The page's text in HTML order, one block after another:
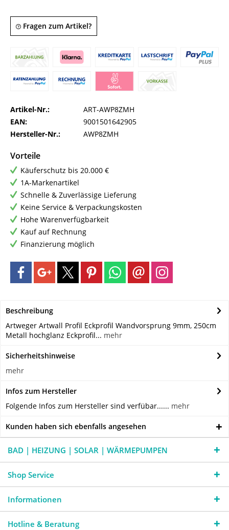
Fragen zum Artikel?
Artikel-Nr.:
ART-AWP8ZMH
EAN:
9001501642905
Hersteller-Nr.:
AWP8ZMH
Vorteile
Käuferschutz bis 20.000 €
1A-Markenartikel
Schnelle & Zuverlässige Lieferung
Keine Service & Verpackungskosten
Hohe Warenverfügbarkeit
Kauf auf Rechnung
Finanzierung möglich
Beschreibung
Artweger Artwall Profil Eckprofil Wandvorsprung 9mm, 250cm
Metall hochglanz Eckprofil... mehr
Sicherheitshinweise
mehr
Infos zum Hersteller
Folgende Infos zum Hersteller sind verfübar...... mehr
Kunden haben sich ebenfalls angesehen
BAD | HEIZUNG | SOLAR | WÄRMEPUMPEN
Shop Service
Informationen
Hotline & Beratung